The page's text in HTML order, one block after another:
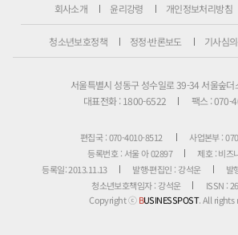
회사소개 윤리강령 개인정보처리방침
청소년보호정책 정정·반론보도 기사심
서울특별시 성동구 성수일로 39-34 서울숲
대표전화 : 1800-6522
팩스 : 070-
편집국 : 070-4010-8512
사업본부 :
등록번호 : 서울 아 02897
제호 : 비즈
등록일: 2013.11.13
발행·편집인 : 강석운
발
청소년보호책임자 : 강석운
ISSN :
Copyright ⓒBUSINESSPOST. All rights